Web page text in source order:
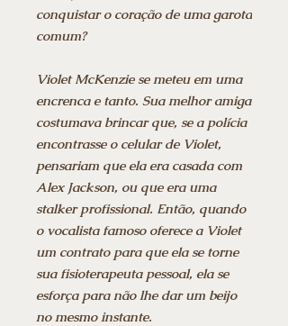
conquistar o coração de uma garota
comum?
Violet McKenzie se meteu em uma
encrenca e tanto. Sua melhor amiga
costumava brincar que, se a polícia
encontrasse o celular de Violet,
pensariam que ela era casada com
Alex Jackson, ou que era uma
stalker profissional. Então, quando
o vocalista famoso oferece a Violet
um contrato para que ela se torne
sua fisioterapeuta pessoal, ela se
esforça para não lhe dar um beijo
no mesmo instante.